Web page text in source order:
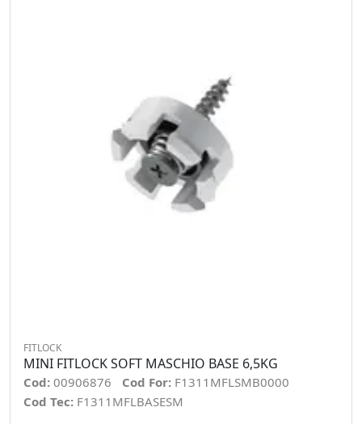
FITLOCK
MINI FITLOCK SOFT MASCHIO BASE 6,5KG
Cod: 00906876 Cod For: F1311MFLSMB0000
Cod Tec: F1311MFLBASESM